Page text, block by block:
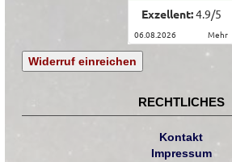
Exzellent:4.9/5
06.08.2026 mehr
Widerruf einreichen
RECHTLICHES
Kontakt
Impressum